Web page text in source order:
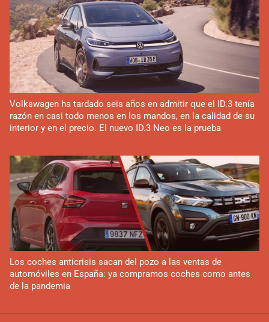
Volkswagen ha tardado seis años en admitir que el ID.3 tenía
razón en casi todo menos en los mandos, en la calidad de su
interior y en el precio. El nuevo ID.3 Neo es la prueba
Los coches anticrisis sacan del pozo a las ventas de
automóviles en España: ya compramos coches como antes
de la pandemia